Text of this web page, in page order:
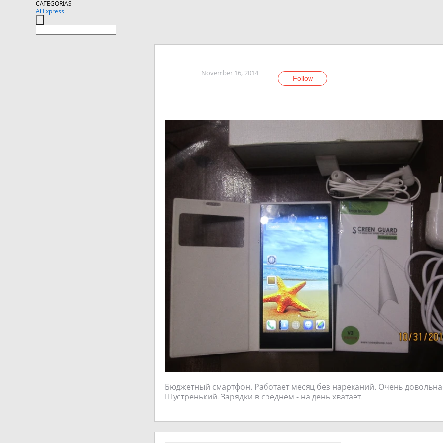
CATEGORIAS
AliExpress
November 16, 2014
Follow
Бюджетный смартфон. Работает месяц без нареканий. Очень
Шустренький. Зарядки в среднем - на день хватает.